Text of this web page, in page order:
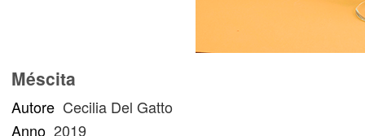
Méscita
Autore Cecilia Del Gatto
Anno 2019